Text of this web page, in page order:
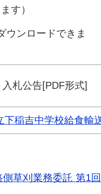
す）
ウンロードできま
入札公告[PDF形式]
下稲吉中学校給食輸
草刈業務委託 第1